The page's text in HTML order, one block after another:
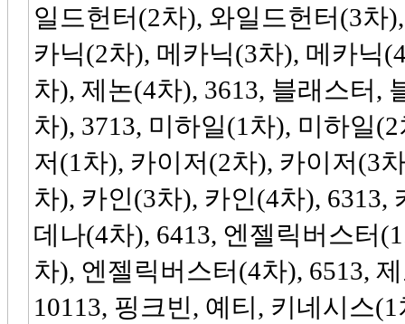
일드헌터(2차), 와일드헌터(3차
카닉(2차), 메카닉(3차), 메카닉
차), 제논(4차), 3613, 블래스터,
차), 3713, 미하일(1차), 미하일
저(1차), 카이저(2차), 카이저(3
차), 카인(3차), 카인(4차),
데나(4차), 6413, 엔젤릭버스터
차), 엔젤릭버스터(4차), 6513,
10113, 핑크빈, 예티, 키네시스